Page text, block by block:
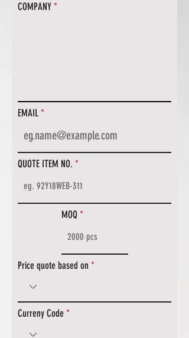
COMPANY
EMAIL
QUOTE ITEM NO.
MOQ
Price quote based on
Curreny Code